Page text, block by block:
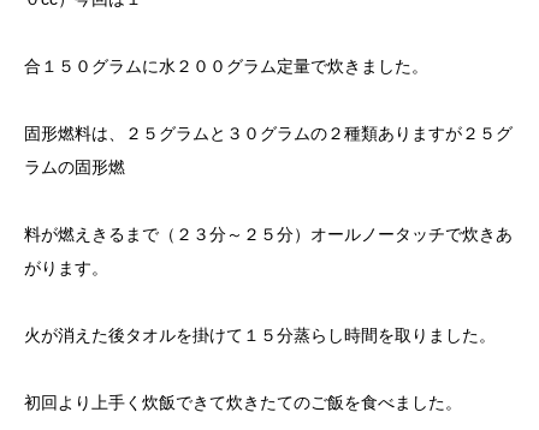
合１５０グラムに水２００グラム定量で炊きました。
固形燃料は、２５グラムと３０グラムの２種類ありますが２５グ
ラムの固形燃
料が燃えきるまで（２３分～２５分）オールノータッチで炊きあ
がります。
火が消えた後タオルを掛けて１５分蒸らし時間を取りました。
初回より上手く炊飯できて炊きたてのご飯を食べました。